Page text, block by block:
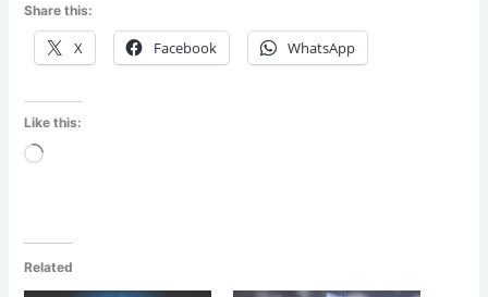
Share this:
X Facebook WhatsApp
Like this:
Loading…
Related